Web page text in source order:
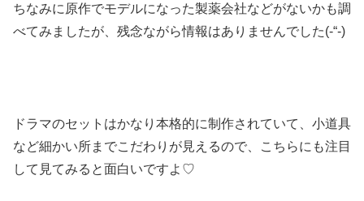
ちなみに原作でモデルになった製薬会社などがないかも調
べてみましたが、残念ながら情報はありませんでした(-“-)
ドラマのセットはかなり本格的に制作されていて、小道具
など細かい所までこだわりが見えるので、こちらにも注目
して見てみると面白いですよ♡